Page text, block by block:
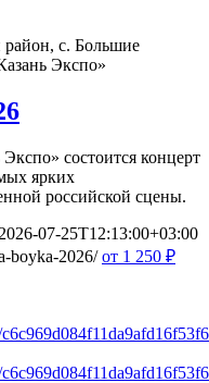
район, с. Большие
Экспо»
состоится концерт
ярких
российской сцены.
2026-07-25T12:13:00+03:00
boyka-2026/ от 1 250 ₽